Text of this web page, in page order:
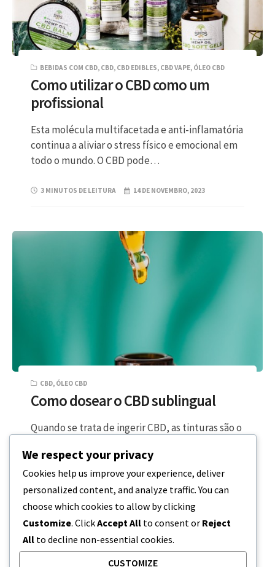
BEBIDAS COM CBD, CBD, CBD EDIBLES, CBD VAPE, ÓLEO CBD
Como utilizar o CBD como um
profissional
Esta molécula multifacetada e anti-inflamatória
continua a aliviar o stress físico e emocional em
todo o mundo. O CBD pode…
3 MINUTOS DE LEITURA 14 DE NOVEMBRO, 2023
CBD, ÓLEO CBD
Como dosear o CBD sublingual
Quando se trata de ingerir CBD, as tinturas são o
EUA, com…
3 MINUTOS DE LEITURA 29 DE OUTUBRO, 2023
We respect your privacy
Cookies help us improve your experience, deliver
personalized content, and analyze traffic. You can
choose which cookies to allow by clicking
Customize. ClickAccept All to consent or Reject
All to decline non-essential cookies.
CUSTOMIZE